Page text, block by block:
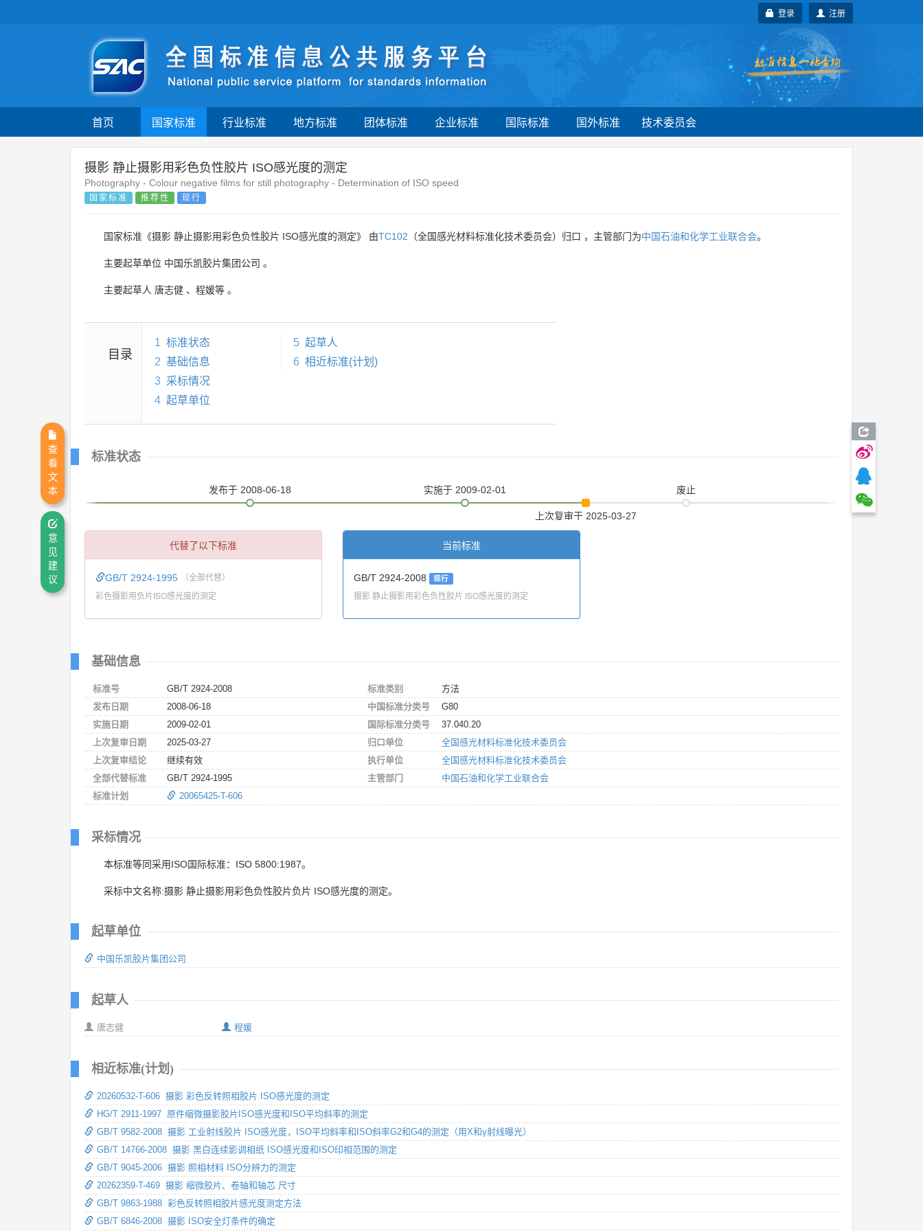
注册
登录
首页 国家标准 行业标准 地方标准 团体标准 企业标准 国际标准 国外标准 技术委员会
摄影 静止摄影用彩色负性胶片 ISO感光度的测定
Photography - Colour negative films for still photography - Determination of ISO speed
国家标准 推荐性 现行
国家标准《摄影 静止摄影用彩色负性胶片 ISO感光度的测定》 由TC102 （全国感光材料标准化技术委员会）归口 ，主管部门为中国石油和化学工业联合会。
主要起草单位 中国乐凯胶片集团公司 。
主要起草人 唐志健 、 程媛等 。
目录
1 标准状态
2 基础信息
3 采标情况
4 起草单位
5 起草人
6 相近标准(计划)
标准状态
发布于 2008-06-18 实施于 2009-02-01
上次复审于 2025-03-27
废止
代替了以下标准
GB/T 2924-1995 （全部代替）
彩色摄影用负片ISO感光度的测定
当前标准
GB/T 2924-2008 现行
摄影 静止摄影用彩色负性胶片 ISO感光度的测定
基础信息
标准号
GB/T 2924-2008
发布日期
2008-06-18
实施日期
2009-02-01
上次复审日期
2025-03-27
上次复审结论
继续有效
全部代替标准
GB/T 2924-1995
标准计划
20065425-T-606
标准类别
方法
中国标准分类号
G80
国际标准分类号
37.040.20
归口单位
全国感光材料标准化技术委员会
执行单位
全国感光材料标准化技术委员会
主管部门
中国石油和化学工业联合会
采标情况
本标准等同采用ISO国际标准：ISO 5800:1987。
采标中文名称:摄影 静止摄影用彩色负性胶片负片 ISO感光度的测定。
起草单位
中国乐凯胶片集团公司
起草人
唐志健 程媛
相近标准(计划)
20260532-T-606 摄影 彩色反转照相胶片 ISO感光度的测定
HG/T 2911-1997 原件缩微摄影胶片ISO感光度和ISO平均斜率的测定
GB/T 9582-2008 摄影 工业射线胶片 ISO感光度，ISO平均斜率和ISO斜率G2和G4的测定（用X和γ射线曝光）
GB/T 14766-2008 摄影 黑白连续影调相纸 ISO感光度和ISO印相范围的测定
GB/T 9045-2006 摄影 照相材料 ISO分辨力的测定
20262359-T-469 摄影 缩微胶片、卷轴和轴芯 尺寸
GB/T 9863-1988 彩色反转照相胶片感光度测定方法
GB/T 6846-2008 摄影 ISO安全灯条件的确定
查
看
文
本
意
见
建
议